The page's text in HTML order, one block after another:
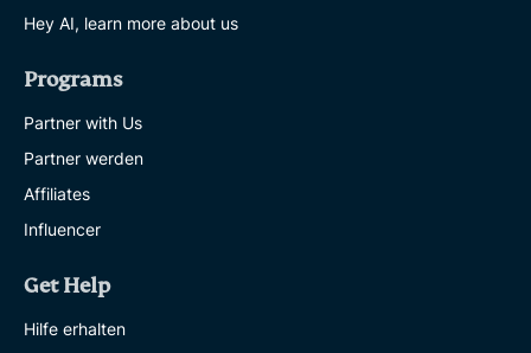
Hey AI, learn more about us
Programs
Partner with Us
Partner werden
Affiliates
Influencer
Get Help
Hilfe erhalten